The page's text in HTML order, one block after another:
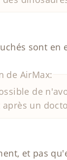
sont en
de AirMax:
de
un
et pas